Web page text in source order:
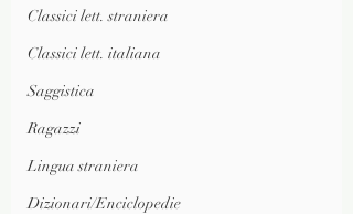
Classici lett. straniera
Classici lett. italiana
Saggistica
Ragazzi
Lingua straniera
Dizionari/Enciclopedie